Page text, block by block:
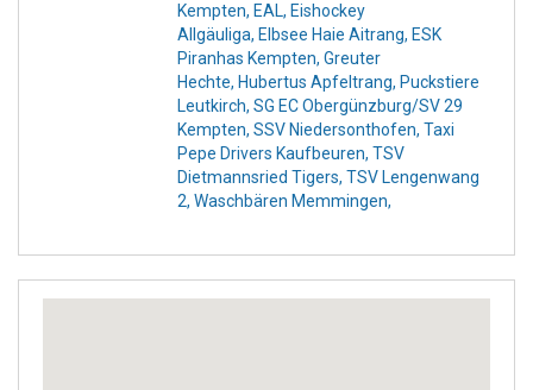
Kempten, EAL, Eishockey
Allgäuliga, Elbsee Haie Aitrang, ESK
Piranhas Kempten, Greuter
Hechte, Hubertus Apfeltrang, Puckstiere
Leutkirch, SG EC Obergünzburg/SV 29
Kempten, SSV Niedersonthofen, Taxi
Pepe Drivers Kaufbeuren, TSV
Dietmannsried Tigers, TSV Lengenwang
2, Waschbären Memmingen,